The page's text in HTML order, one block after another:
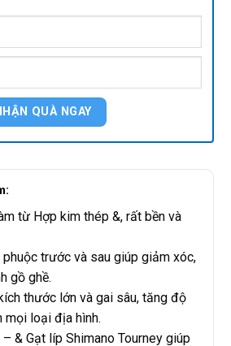
từ Hợp kim thép &, rất bền và
trước và sau giúp giảm xóc,
gồ ghề.
thước lớn và gai sâu, tăng độ
mọi loại địa hình.
& Gạt líp Shimano Tourney giúp